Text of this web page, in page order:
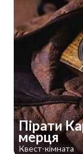
Пірати
мерця
Квест-кімната